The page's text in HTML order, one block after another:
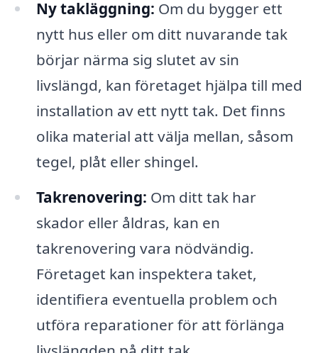
Ny takläggning: Om du bygger ett
nytt hus eller om ditt nuvarande tak
börjar närma sig slutet av sin
livslängd, kan företaget hjälpa till med
installation av ett nytt tak. Det finns
olika material att välja mellan, såsom
tegel, plåt eller shingel.
Takrenovering: Om ditt tak har
skador eller åldras, kan en
takrenovering vara nödvändig.
Företaget kan inspektera taket,
identifiera eventuella problem och
utföra reparationer för att förlänga